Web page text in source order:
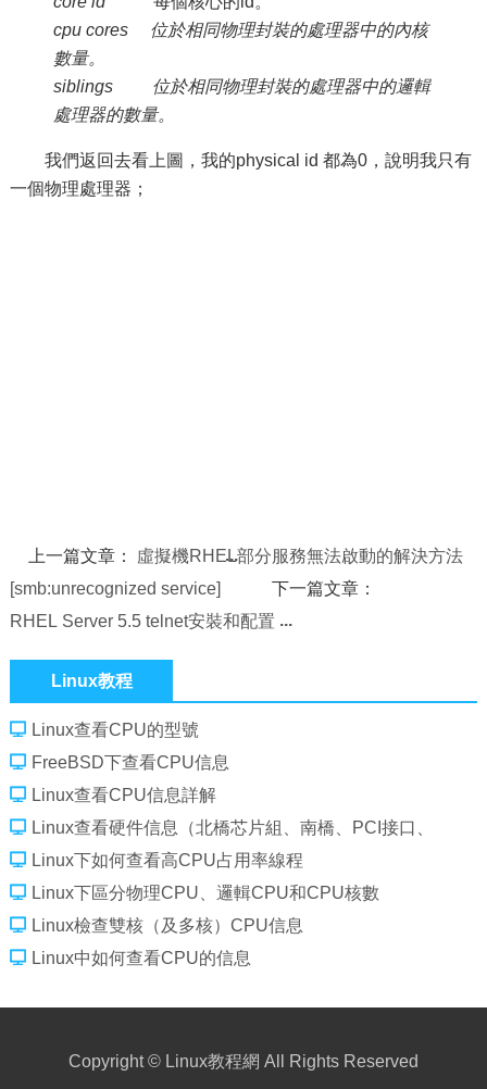
cpu cores位於相同物理封裝的處理器中的內核
數量。
siblings位於相同物理封裝的處理器中的邏輯
處理器的數量。
我們返回去看上圖，我的physical id 都為0，說明我只有
一個物理處理器；
上一篇文章： 虛擬機RHEL部分服務無法啟動的解決方法
[smb:unrecognized service]
下一篇文章：
RHEL Server 5.5 telnet安裝和配置
Linux教程
Linux查看CPU的型號
FreeBSD下查看CPU信息
Linux查看CPU信息詳解
Linux查看硬件信息（北橋芯片組、南橋、PCI接口、
CPU等）
Linux下如何查看高CPU占用率線程
Linux下區分物理CPU、邏輯CPU和CPU核數
Linux檢查雙核（及多核）CPU信息
Linux中如何查看CPU的信息
Copyright © Linux教程網 All Rights Reserved